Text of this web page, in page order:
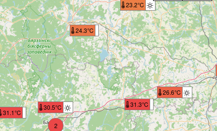
30.5℃
2
23.2℃
24.3℃
26.6℃
31.3℃
31.1℃